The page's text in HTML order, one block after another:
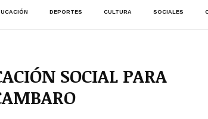
DEPORTES CULTURA SOCIALES
SOCIAL PARA